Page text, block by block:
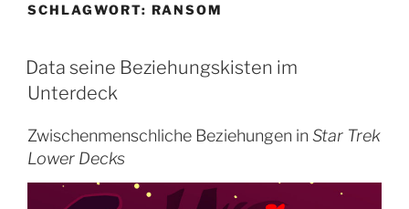
SCHLAGWORT: RANSOM
Data seine Beziehungskisten im
Unterdeck
Zwischenmenschliche Beziehungen in Star Trek
Lower Decks